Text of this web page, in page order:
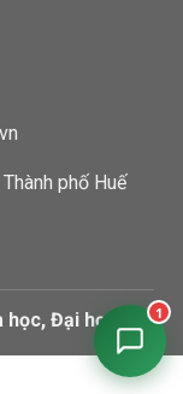
phố Huế
Đại học 1